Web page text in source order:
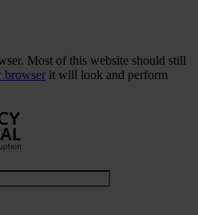
Most of this website should still
browser it will look and perform